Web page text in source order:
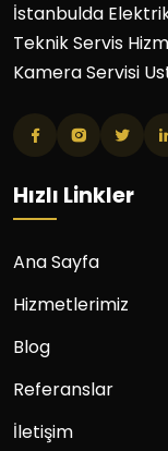
İstanbulda
Teknik Servis
Kamera Servisi
Hızlı Linkler
Ana Sayfa
Hizmetlerimiz
Blog
Referanslar
İletişim